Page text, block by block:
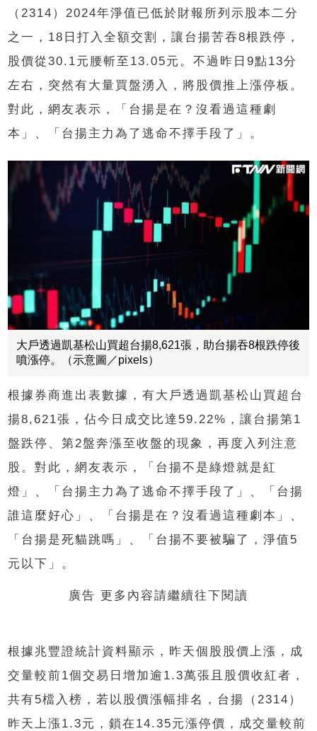
（ 2314 ） 2024年淨值已低於財報所列示股本二分
之一， 18 日打入全額交割，讓台揚苦吞8根跌停，
股價從30.1元腰斬至 13.05元。不過昨日9點13分
左右，突然有大量買盤湧入，將股價推上漲停板。
對此，網友表示，「台揚是在？沒看過這種劇
本」、「台揚主力為了逃命不擇手段了」。
大戶透過凱基松山買超台揚8,621張，助台揚吞8根跌停後
噴漲停。（示意圖／pixels）
根據券商進出表數據，有大戶透過凱基松山買超台
揚8,621張，佔今日成交比達 59.22% ，讓台揚第1
盤跌停、第2盤奔漲至收盤的現象，再度入列注意
股。對此，網友表示，「台揚不是綠燈就是紅
燈」、「台揚主力為了逃命不擇手段了」、「台揚
誰這麼好心」、「台揚是在？沒看過這種劇本」、
「台揚是死貓跳嗎」、「台揚不要被騙了，淨值 5
元以下」。
廣告 更多內容請繼續往下閱讀
根據兆豐證統計資料顯示，昨天個股股價上漲，成
交量較前1個交易日增加逾 1.3萬張且股價收紅者，
共有5檔入榜，若以股價漲幅排名，台揚（2314 ）
昨天上漲 1.3元，鎖在 14.35元漲停價，成交量較前